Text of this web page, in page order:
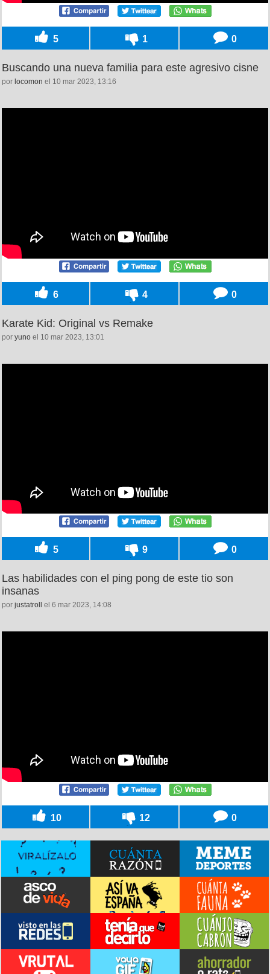
5 1 0
Buscando una nueva familia para este agresivo cisne
por locomon el 10 mar 2023, 13:16
6 4 0
Karate Kid: Original vs Remake
por yuno el 10 mar 2023, 13:01
5 9 0
Las habilidades con el ping pong de este tio son
insanas
por justatroll el 6 mar 2023, 14:08
10 12 0